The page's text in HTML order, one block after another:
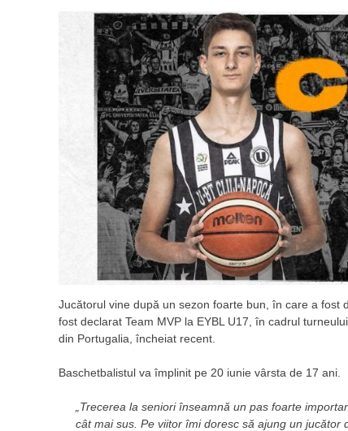
Jucătorul vine după un sezon foarte bun, în care a fost
fost declarat Team MVP la EYBL U17, în cadrul
din Portugalia, încheiat recent.
Baschetbalistul va împlinit pe 20 iunie vârsta de 17 ani.
„Trecerea la seniori înseamnă un pas foarte
cât mai sus. Pe viitor îmi doresc să ajung un